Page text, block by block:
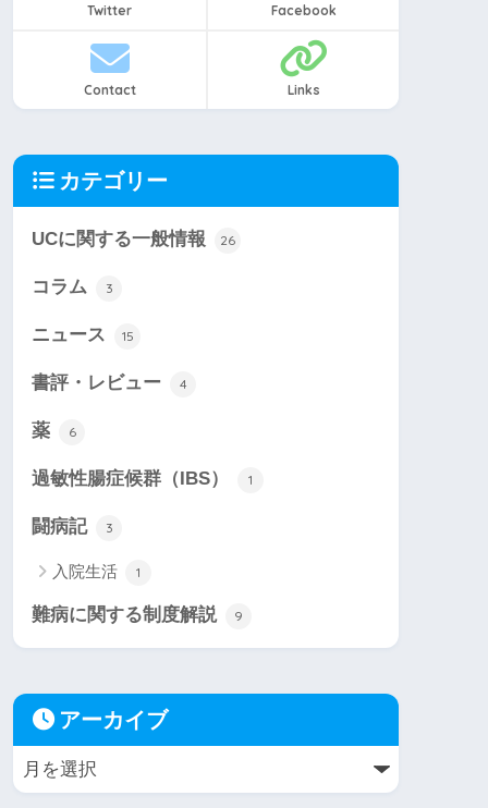
Twitter Facebook
Contact Links
カテゴリー
UCに関する一般情報 26
コラム 3
ニュース 15
書評・レビュー 4
薬 6
過敏性腸症候群（IBS） 1
闘病記 3
入院生活 1
難病に関する制度解説 9
アーカイブ